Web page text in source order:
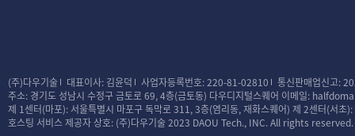
(주)다우기술 대표이사: 김윤덕 사업자등록번호: 220-81-02810
통신판매업신고:
주소: 경기도 성남시 수정구 금토로 69, 4층(금토동) 다우디지털스퀘어 이메일:
제 1센터(마포): 서울특별시 마포구 독막로 311, 3층(염리동, 재화스퀘어) 제 2센터(서초
호스팅 서비스 제공자 상호: (주)다우기술2023 DAOU Tech., INC. All rights reserved.